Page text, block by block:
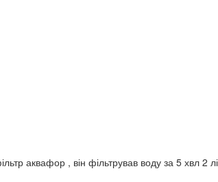
аквафор , він фільтрував воду за 5 хвл 2